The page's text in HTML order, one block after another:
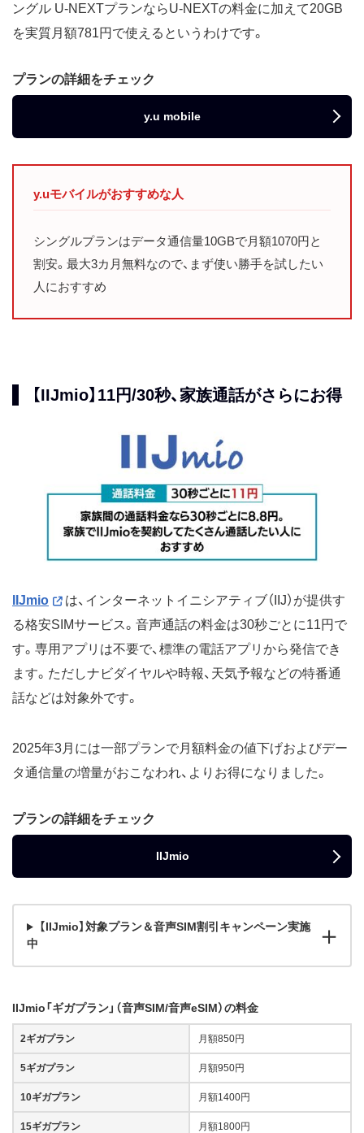
ングル U-NEXTプランならU-NEXTの料金に加えて20GB
を実質月額781円で使えるというわけです。
プランの詳細をチェック
y.u mobile
y.uモバイルがおすすめな人
シングルプランはデータ通信量10GBで月額1070円と
割安。最大3カ月無料なので、まず使い勝手を試したい
人におすすめ
【IIJmio】11円/30秒、家族通話がさらにお得
IIJmio
は、インターネットイニシアティブ（IIJ）が提供す
る格安SIMサービス。音声通話の料金は30秒ごとに11円で
す。専用アプリは不要で、標準の電話アプリから発信でき
ます。ただしナビダイヤルや時報、天気予報などの特番通
話などは対象外です。
2025年3月には一部プランで月額料金の値下げおよびデー
タ通信量の増量がおこなわれ、よりお得になりました。
プランの詳細をチェック
IIJmio
【IIJmio】対象プラン＆音声SIM割引キャンペーン実施
中
IIJmio「ギガプラン」（音声SIM/音声eSIM）の料金
2ギガプラン 月額850円
5ギガプラン 月額950円
10ギガプラン 月額1400円
15ギガプラン 月額1800円